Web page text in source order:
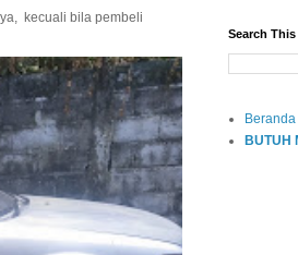
kecuali bila pembeli
Search
Beranda
BUTUH